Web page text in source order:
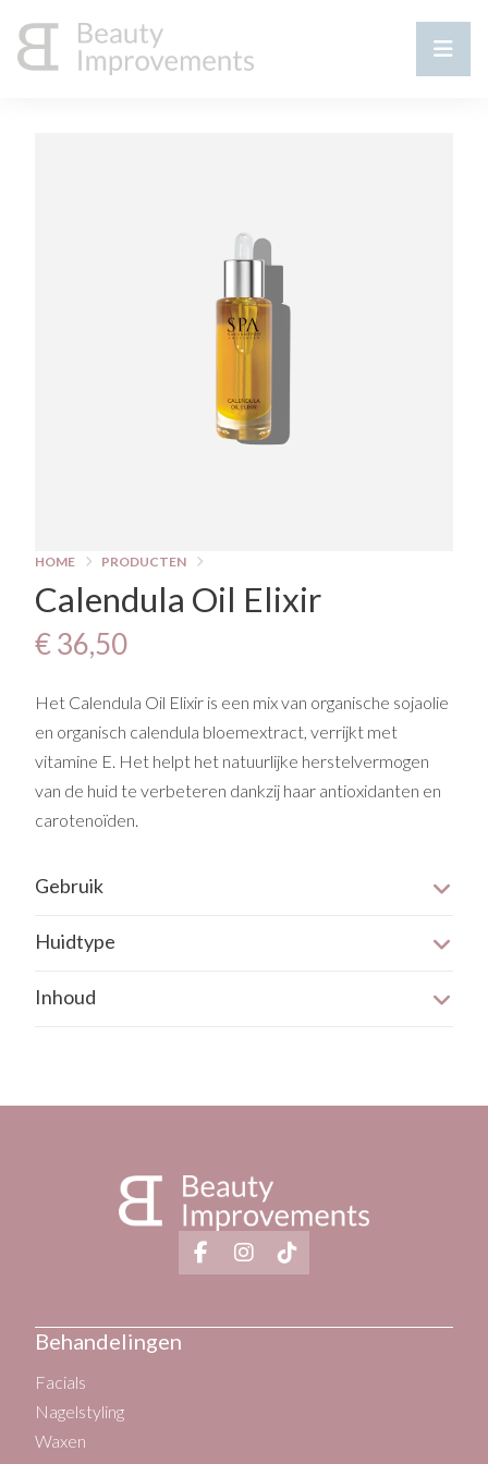
HOME PRODUCTEN
Calendula Oil Elixir
€ 36,50
Het Calendula Oil Elixir is een mix van organische sojaolie
en organisch calendula bloemextract, verrijkt met
vitamine E. Het helpt het natuurlijke herstelvermogen
van de huid te verbeteren dankzij haar antioxidanten en
carotenoïden.
Gebruik
crème of meng een paar druppels door de crème om
Huidtype
Rode huid
Inhoud
Behandelingen
Facials
Nagelstyling
Waxen